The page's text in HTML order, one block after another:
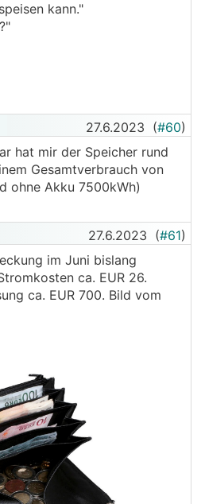
kann."
27.6.2023 (#60)
hat mir der Speicher rund
Gesamtverbrauch von
ohne Akku 7500kWh)
27.6.2023 (#61)
im Juni bislang
ca. EUR 26.
ca. EUR 700. Bild vom